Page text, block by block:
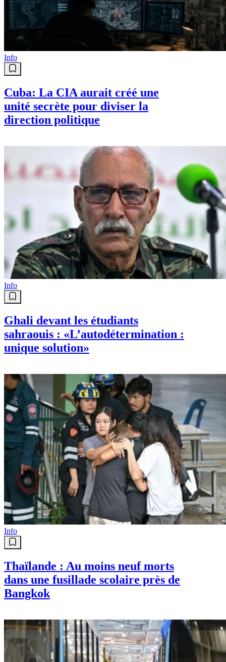
Info
Cuba: La CIA aurait créé une
unité secrète pour diviser la
direction politique
Info
Ghali devant les étudiants
sahraouis : «L’autodétermination :
unique solution»
Info
Thaïlande : Au moins neuf morts
dans une fusillade scolaire près de
Bangkok